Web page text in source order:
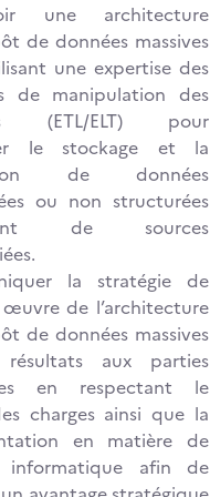
une architecture
de données massives
une expertise des
de manipulation des
(ETL/ELT) pour
le stockage et la
de données
ou non structurées
de sources
la stratégie de
de l’architecture
de données massives
aux parties
en respectant le
charges ainsi que la
en matière de
informatique afin de